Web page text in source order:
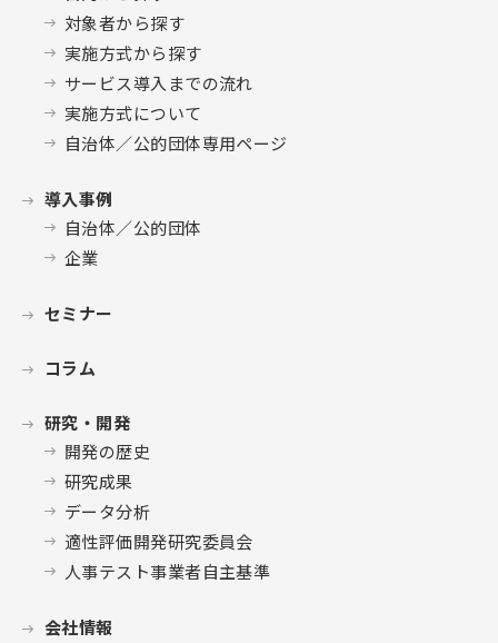
対象者から探す
実施方式から探す
サービス導入までの流れ
実施方式について
自治体／公的団体専用ページ
導入事例
自治体／公的団体
企業
セミナー
コラム
研究・開発
開発の歴史
研究成果
データ分析
適性評価開発研究委員会
人事テスト事業者自主基準
会社情報